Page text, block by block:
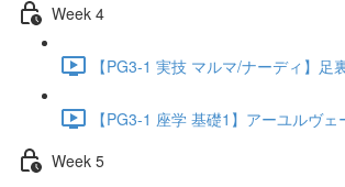
Week 4
【PG3-1 実技 マルマ/ナーディ】足
【PG3-1 座学 基礎1】アーユルヴ
Week 5